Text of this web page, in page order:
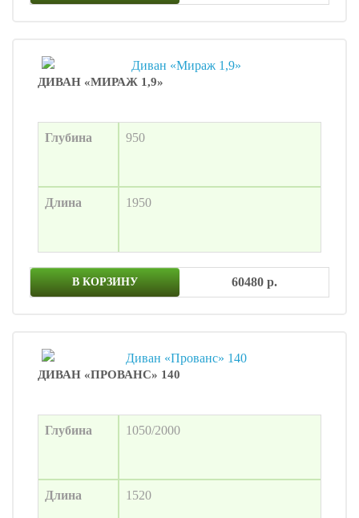
ДИВАН «МИРАЖ 1,9»
Глубина 950
Длина 1950
В КОРЗИНУ 60480 р.
ДИВАН «ПРОВАНС» 140
Глубина 1050/2000
Длина 1520